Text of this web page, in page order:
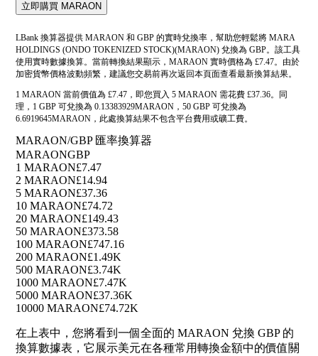
立即購買 MARAON
LBank 換算器提供 MARAON 和 GBP 的實時兌換率，幫助您輕鬆將 MARA
HOLDINGS (ONDO TOKENIZED STOCK)(MARAON) 兌換為 GBP。該工具
使用實時數據換算。當前轉換結果顯示，MARAON 實時價格為 £7.47。由於
加密貨幣價格波動頻繁，建議您交易前再次返回本頁面查看最新換算結果。
1 MARAON 當前價值為 £7.47，即您買入 5 MARAON 需花費 £37.36。同
理，1 GBP 可兌換為 0.13383929MARAON，50 GBP 可兌換為
6.6919645MARAON，此處換算結果不包含平台費用或礦工費。
MARAON/GBP 匯率換算器
MARAONGBP
1 MARAON£7.47
2 MARAON£14.94
5 MARAON£37.36
10 MARAON£74.72
20 MARAON£149.43
50 MARAON£373.58
100 MARAON£747.16
200 MARAON£1.49K
500 MARAON£3.74K
1000 MARAON£7.47K
5000 MARAON£37.36K
10000 MARAON£74.72K
在上表中，您將看到一個全面的 MARAON 兌換 GBP 的
換算數據表，它展示美元在各種常用轉換金額中的價值關